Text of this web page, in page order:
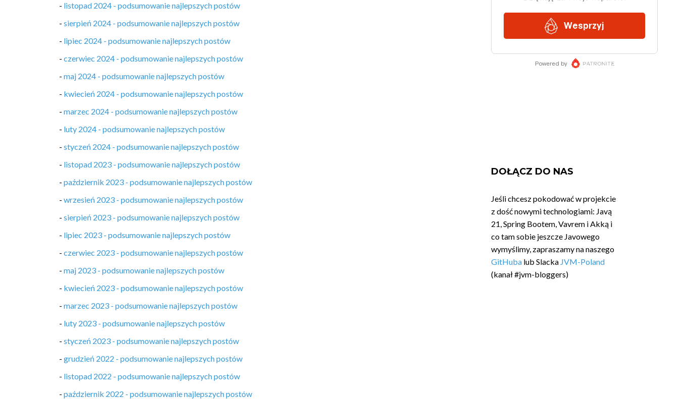
- listopad 2024 - podsumowanie najlepszych postów
- sierpień 2024 - podsumowanie najlepszych postów
- lipiec 2024 - podsumowanie najlepszych postów
- czerwiec 2024 - podsumowanie najlepszych postów
- maj 2024 - podsumowanie najlepszych postów
- kwiecień 2024 - podsumowanie najlepszych postów
- marzec 2024 - podsumowanie najlepszych postów
- luty 2024 - podsumowanie najlepszych postów
- styczeń 2024 - podsumowanie najlepszych postów
- listopad 2023 - podsumowanie najlepszych postów
- październik 2023 - podsumowanie najlepszych postów
- wrzesień 2023 - podsumowanie najlepszych postów
- sierpień 2023 - podsumowanie najlepszych postów
- lipiec 2023 - podsumowanie najlepszych postów
- czerwiec 2023 - podsumowanie najlepszych postów
- maj 2023 - podsumowanie najlepszych postów
- kwiecień 2023 - podsumowanie najlepszych postów
- marzec 2023 - podsumowanie najlepszych postów
- luty 2023 - podsumowanie najlepszych postów
- styczeń 2023 - podsumowanie najlepszych postów
- grudzień 2022 - podsumowanie najlepszych postów
- listopad 2022 - podsumowanie najlepszych postów
- październik 2022 - podsumowanie najlepszych postów
DOŁĄCZ DO NAS
Jeśli chcesz pokodować w projekcie
z dość nowymi technologiami: Javą
21, Spring Bootem, Vavrem i Akką i
co tam sobie jeszcze Javowego
wymyślimy, zapraszamy na naszego
GitHuba lub Slacka JVM-Poland
(kanał #jvm-bloggers)